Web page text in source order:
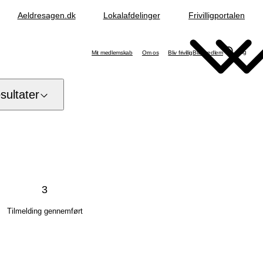
Aeldresagen.dk Lokalafdelinger Frivilligportalen
Mit medlemskab Om os Bliv frivilligBliv medlem Søg
3
Tilmelding gennemført